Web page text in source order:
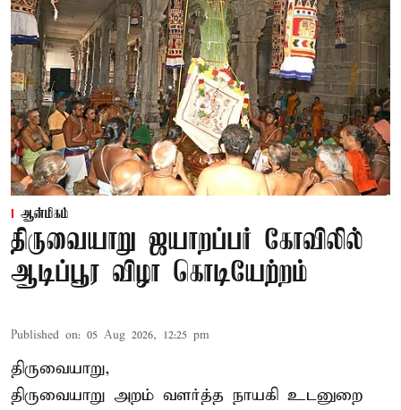
ஆன்மிகம்
திருவையாறு ஜயாறப்பர் கோவிலில்
ஆடிப்பூர விழா கொடியேற்றம்
Published on: 05 Aug 2026, 12:25 pm
திருவையாறு,
திருவையாறு அறம் வளர்த்த நாயகி உடனுறை